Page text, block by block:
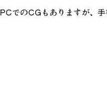
PCでのCGもありますが、